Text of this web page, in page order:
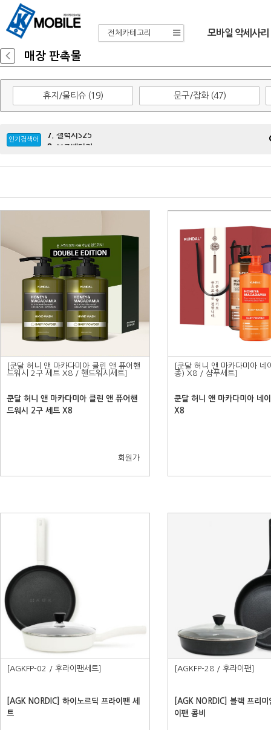
전체카테고리 모바일 악세사리
매장 판촉물
휴지/물티슈 (19) 문구/잡화 (47)
인기검색어
6.가정용충전기
9.
울트라
11.선풍기
15.A33
17.m336
18.A34
19.
A24
20.A23
1.
Z플립7
2. Z폴드7
3.아이폰16
4.애플
5.
[쿤달 허니 앤 마카다미아 클린 앤 퓨어핸
드워시 2구 세트 X8 / 핸드워시세트]
쿤달 허니 앤 마카다미아 클린 앤 퓨어핸
드워시 2구 세트 X8
회원가
[쿤달 허니 앤 마카다미아 네
종) X8 / 샴푸세트]
쿤달 허니 앤 마카다미아 네
X8
[AGKFP-02 / 후라이팬세트]
[AGK NORDIC] 하이노르딕 프라이팬 세
트
[AGKFP-28 / 후라이팬]
[AGK NORDIC] 블랙 프리
이팬 콤비